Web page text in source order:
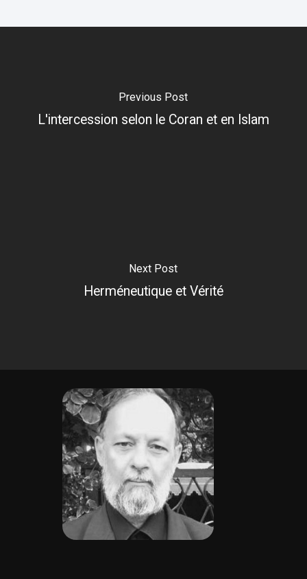
Previous Post
L'intercession selon le Coran et en Islam
Next Post
Herméneutique et Vérité